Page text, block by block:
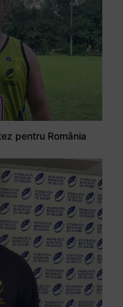
pentru România